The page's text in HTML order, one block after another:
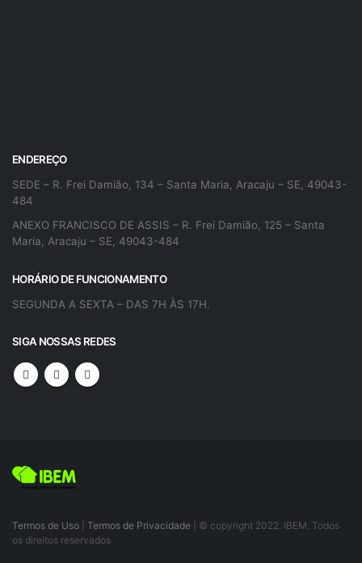
ENDEREÇO
SEDE – R. Frei Damião, 134 – Santa Maria, Aracaju – SE, 49043-
484
ANEXO FRANCISCO DE ASSIS – R. Frei Damião, 125 – Santa
Maria, Aracaju – SE, 49043-484
HORÁRIO DE FUNCIONAMENTO
SEGUNDA A SEXTA – DAS 7H ÀS 17H.
SIGA NOSSAS REDES
Termos de Uso Termos de Privacidade | © copyright 2022. IBEM. Todos
os direitos reservados